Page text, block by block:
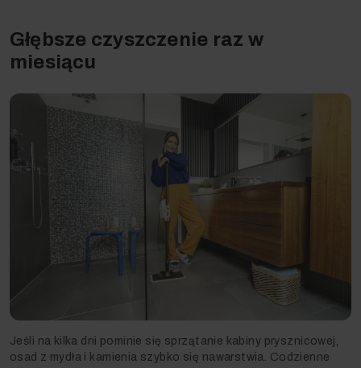
Głębsze czyszczenie raz w
miesiącu
Jeśli na kilka dni pominie się sprzątanie kabiny prysznicowej,
osad z mydła i kamienia szybko się nawarstwia. Codzienne